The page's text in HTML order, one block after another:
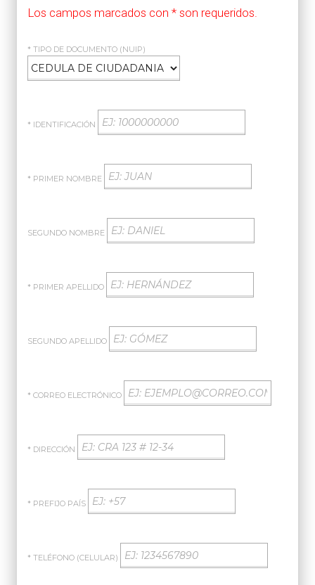
Los campos marcados con * son requeridos.
* TIPO DE DOCUMENTO (NUIP)
* IDENTIFICACIÓN
* PRIMER NOMBRE
SEGUNDO NOMBRE
* PRIMER APELLIDO
SEGUNDO APELLIDO
* CORREO ELECTRÓNICO
* DIRECCIÓN
* PREFIJO PAÍS
* TELÉFONO (CELULAR)